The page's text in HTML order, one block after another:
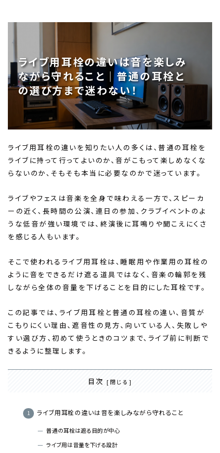
ライブ用耳栓の違いは音を楽しみ
ながら守れること｜普通の耳栓と
の選び方まで迷わない！
ライブ用耳栓の違いを知りたい人の多くは、普通の耳栓を
ライブに持って行ってよいのか、音がこもって楽しめなくな
らないのか、そもそも本当に必要なのかで迷っています。
ライブやフェスは音楽を全身で味わえる一方で、スピーカ
ーの近く、長時間の公演、連日の参加、クラブイベントのよ
うな低音が強い環境では、終演後に耳鳴りや聞こえにくさ
を感じる人もいます。
そこで使われるライブ用耳栓は、睡眠用や作業用の耳栓の
ように音をできるだけ遮る道具ではなく、音楽の輪郭を残
しながら全体の音量を下げることを目的にした耳栓です。
この記事では、ライブ用耳栓と普通の耳栓の違い、音質が
こもりにくい理由、遮音性の見方、向いている人、失敗しや
すい選び方、初めて使うときのコツまで、ライブ前に判断で
きるように整理します。
目次
ライブ用耳栓の違いは音を楽しみながら守れること
普通の耳栓は遮る目的が中心
ライブ用は音量を下げる設計